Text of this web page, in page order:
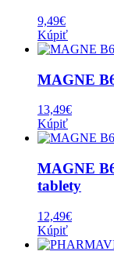
9,49€
Kúpiť
MAGNE
13,49€
Kúpiť
MAGNE
tablety
12,49€
Kúpiť